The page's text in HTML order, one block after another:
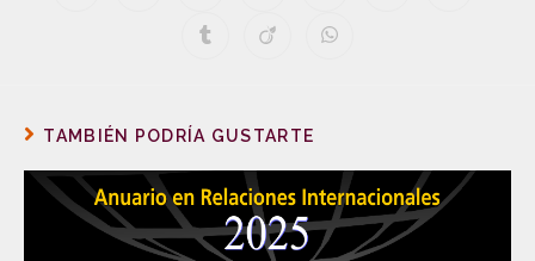
TAMBIÉN PODRÍA GUSTARTE